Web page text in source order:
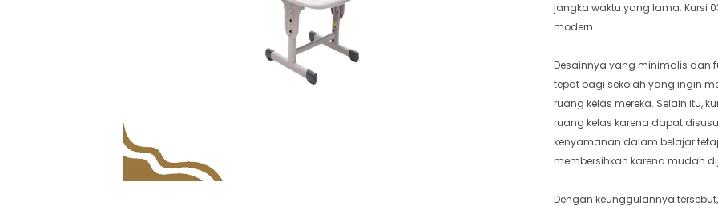
jangka waktu yang lama. Kursi
modern.
Desainnya yang minimalis dan
tepat bagi sekolah yang ingin
ruang kelas mereka. Selain itu,
ruang kelas karena dapat
kenyamanan dalam belajar
membersihkan karena mudah
Dengan keunggulannya